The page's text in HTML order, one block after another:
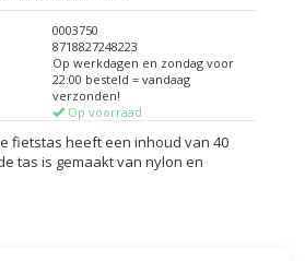
0003750
8718827248223
Op werkdagen en zondag voor
22:00 besteld = vandaag
verzonden!
Op voorraad
fietstas heeft een inhoud van 40
tas is gemaakt van nylon en